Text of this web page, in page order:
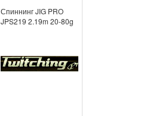
Спиннинг JIG PRO
JPS219 2.19m 20-80g